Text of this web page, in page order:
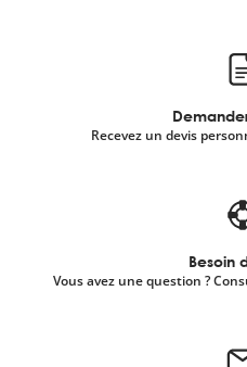
Recevez un devis
Besoin
Vous avez une question ?